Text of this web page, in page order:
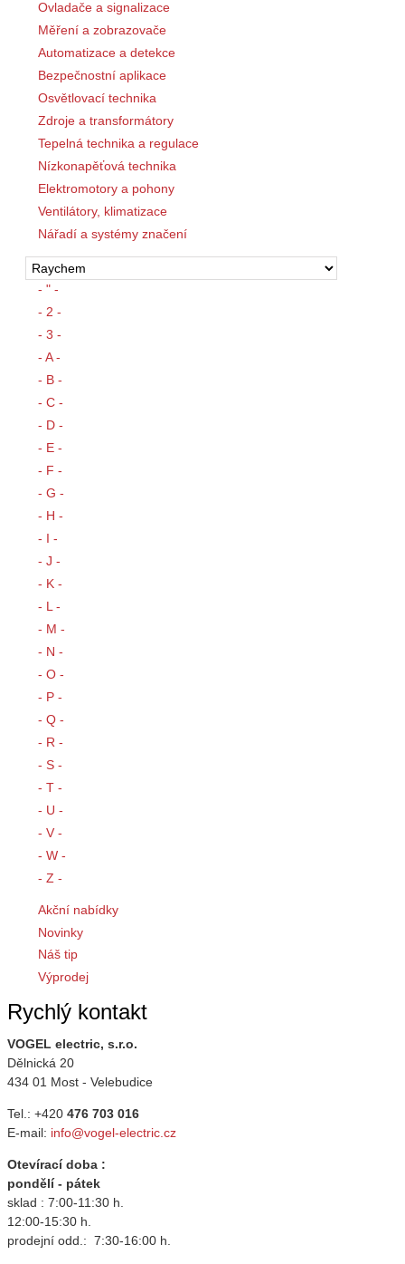
Ovladače a signalizace
Měření a zobrazovače
Automatizace a detekce
Bezpečnostní aplikace
Osvětlovací technika
Zdroje a transformátory
Tepelná technika a regulace
Nízkonapěťová technika
Elektromotory a pohony
Ventilátory, klimatizace
Nářadí a systémy značení
- " -
- 2 -
- 3 -
- A -
- B -
- C -
- D -
- E -
- F -
- G -
- H -
- I -
- J -
- K -
- L -
- M -
- N -
- O -
- P -
- Q -
- R -
- S -
- T -
- U -
- V -
- W -
- Z -
Akční nabídky
Novinky
Náš tip
Výprodej
Rychlý kontakt
VOGEL electric, s.r.o.
Dělnická 20
434 01 Most - Velebudice
Tel.: +420 476 703 016
E-mail: info@vogel-electric.cz
Otevírací doba :
pondělí - pátek
sklad : 7:00-11:30 h.
12:00-15:30 h.
prodejní odd.: 7:30-16:00 h.